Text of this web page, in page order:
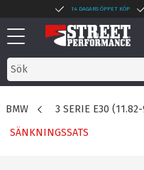
Meny
14 DAGARS ÖPPET KÖP
BMW 3 SERIE E30
SÄNKNINGSSATS